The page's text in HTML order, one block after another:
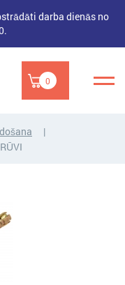
darba dienās no
0